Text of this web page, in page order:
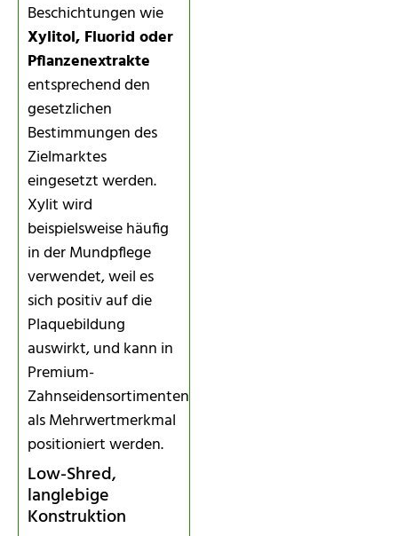
Beschichtungen wie
Xylitol, Fluorid oder
Pflanzenextrakte
entsprechend den
gesetzlichen
Bestimmungen des
Zielmarktes
eingesetzt werden.
Xylit wird
beispielsweise häufig
in der Mundpflege
verwendet, weil es
sich positiv auf die
Plaquebildung
auswirkt, und kann in
Premium-
Zahnseidensortimenten
als Mehrwertmerkmal
positioniert werden.
Low-Shred,
langlebige
Konstruktion